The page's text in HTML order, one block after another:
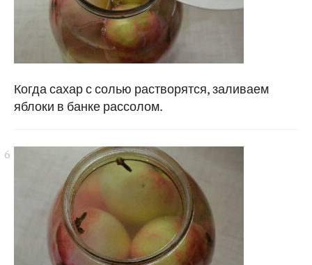
Когда сахар с солью растворятся, заливаем
яблоки в банке рассолом.